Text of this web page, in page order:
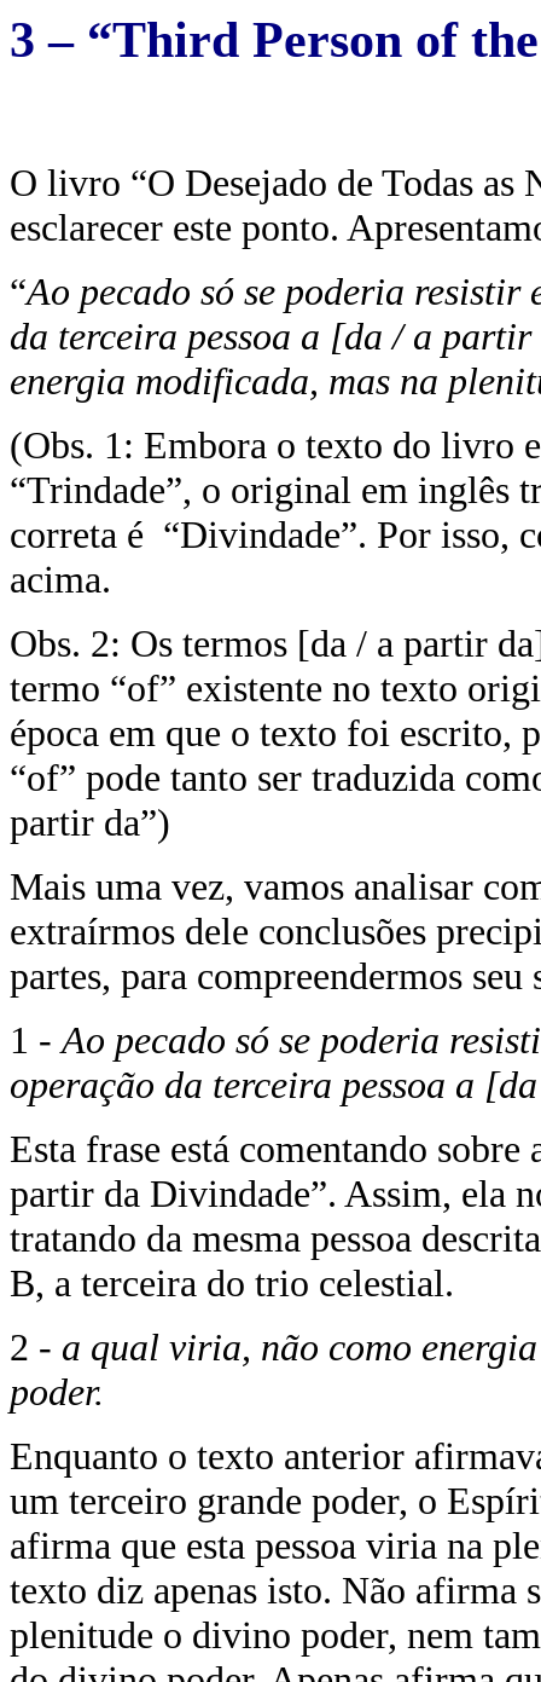
3 – “Third Person of
O livro “O Desejado de Todas as
esclarecer este ponto.
“Ao pecado só se poderia resistir
da terceira pessoa a [da / a
energia modificada, mas na
(Obs. 1: Embora o texto do livro
“Trindade”, o original em inglês
correta é “Divindade”. Por isso,
acima.
Obs. 2: Os termos [da / a partir
termo “of” existente no texto
época em que o texto foi escrito,
“of” pode tanto ser traduzida
partir da”)
Mais uma vez, vamos analisar
extraírmos dele conclusões
partes, para compreendermos
1 - Ao pecado só se poderia
operação da terceira pessoa a
Esta frase está comentando
partir da Divindade”. Assim, ela
tratando da mesma pessoa
B, a terceira do trio celestial.
2 - a qual viria, não como
poder.
Enquanto o texto anterior
um terceiro grande poder, o
afirma que esta pessoa viria na
texto diz apenas isto. Não afirma
plenitude o divino poder, nem